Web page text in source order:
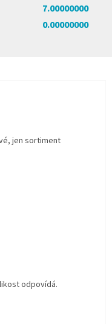
7.00000000
0.00000000
hvězdiček.
jen sortiment
hvězdiček.
hvězdiček.
odpovídá.